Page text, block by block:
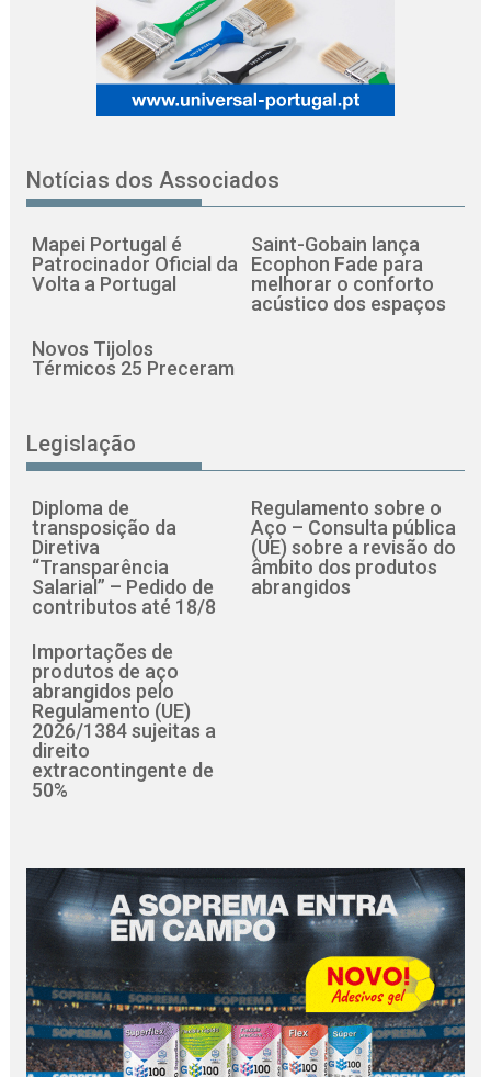
Notícias dos Associados
Mapei Portugal é
Patrocinador Oficial da
Volta a Portugal
Saint-Gobain lança
Ecophon Fade para
melhorar o conforto
acústico dos espaços
Novos Tijolos
Térmicos 25 Preceram
Legislação
Diploma de
transposição da
Diretiva
“Transparência
Salarial” – Pedido de
contributos até 18/8
Regulamento sobre o
Aço – Consulta pública
(UE) sobre a revisão do
âmbito dos produtos
abrangidos
Importações de
produtos de aço
abrangidos pelo
Regulamento (UE)
2026/1384 sujeitas a
direito
extracontingente de
50%